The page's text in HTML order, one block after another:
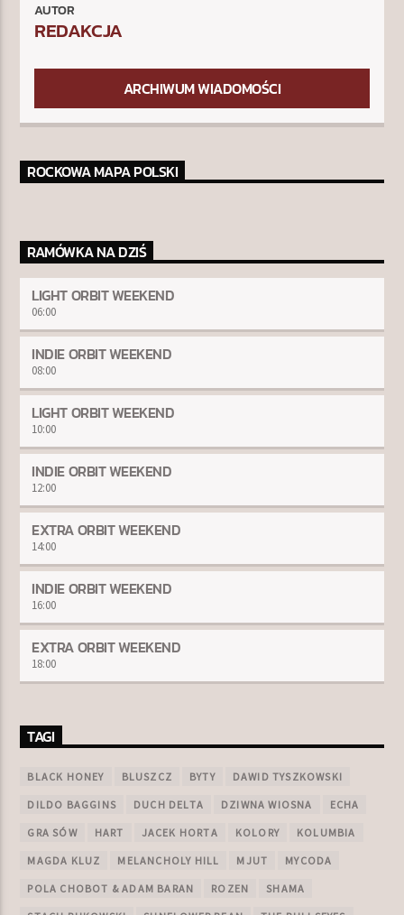
AUTOR
REDAKCJA
ARCHIWUM WIADOMOŚCI
ROCKOWA MAPA POLSKI
RAMÓWKA NA DZIŚ
LIGHT ORBIT WEEKEND
06:00
INDIE ORBIT WEEKEND
08:00
LIGHT ORBIT WEEKEND
10:00
INDIE ORBIT WEEKEND
12:00
EXTRA ORBIT WEEKEND
14:00
INDIE ORBIT WEEKEND
16:00
EXTRA ORBIT WEEKEND
18:00
TAGI
BLACK HONEY BLUSZCZ BYTY DAWID TYSZKOWSKI
DILDO BAGGINS DUCH DELTA DZIWNA WIOSNA ECHA
GRA SÓW HART JACEK HORTA KOLORY KOLUMBIA
MAGDA KLUZ MELANCHOLY HILL MJUT MYCODA
POLA CHOBOT & ADAM BARAN ROZEN SHAMA